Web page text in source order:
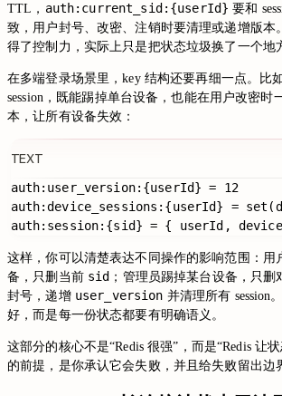
TTL， auth:current_sid:{userId} 要和
致，用户封号、改密、注销时要清理或递增版本
得了控制力，实际上只是把状态垃圾换了一个地
在多端登录场景里，key 结构还要再细一点。比
session，既能踢掉单台设备，也能在用户改密时
本，让所有设备失效：
TEXT
auth:user_version:{userId} = 12
auth:device_sessions:{userId} =
这样，你可以清楚表达不同操作的影响范围：用
备，只删当前 sid ；管理员踢掉某台设备，只删
封号，递增 user_version 并清理所有 session
好，而是每一份状态都要有明确语义。
这部分的核心不是“Redis 很强”，而是“Redis 让
的前提，是你承认它会失败，并且给失败留出边